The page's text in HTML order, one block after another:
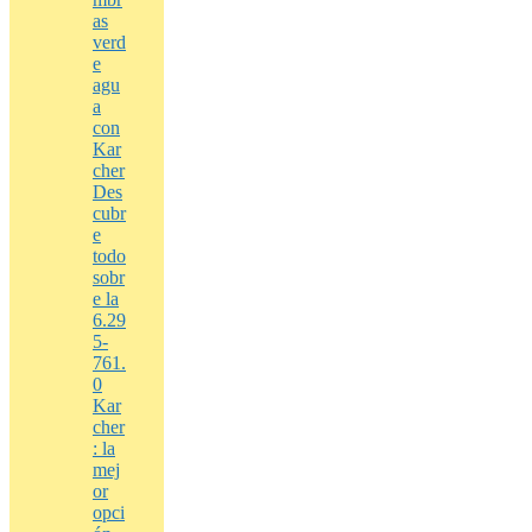
as
verd
e
agu
a
con
Kar
cher
Des
cubr
e
todo
sobr
e la
6.29
5-
761.
0
Kar
cher
: la
mej
or
opci